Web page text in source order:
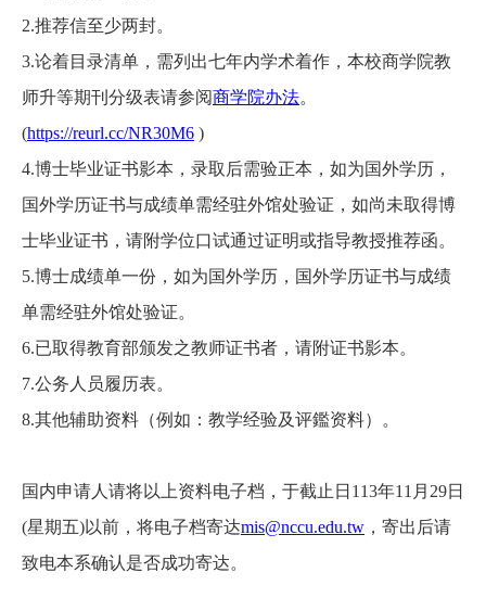
2.推荐信至少两封。
3.论着目录清单，需列出七年内学术着作，本校商学院教
师升等期刊分级表请参阅商学院办法。
(https://reurl.cc/NR30M6 )
4.博士毕业证书影本，录取后需验正本，如为国外学历，
国外学历证书与成绩单需经驻外馆处验证，如尚未取得博
士毕业证书，请附学位口试通过证明或指导教授推荐函。
5.博士成绩单一份，如为国外学历，国外学历证书与成绩
单需经驻外馆处验证。
6.已取得教育部颁发之教师证书者，请附证书影本。
7.公务人员履历表。
8.其他辅助资料（例如：教学经验及评鑑资料）。
国内申请人请将以上资料电子档，于截止日113年11月29日
(星期五)以前，将电子档寄达mis@nccu.edu.tw ，寄出后请
致电本系确认是否成功寄达。